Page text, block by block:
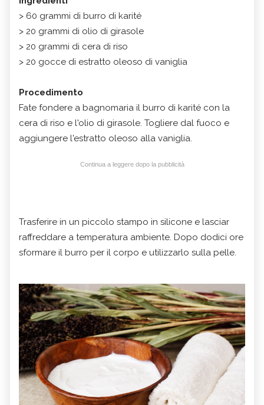
> 60 grammi di burro di karité
> 20 grammi di olio di girasole
> 20 grammi di cera di riso
> 20 gocce di estratto oleoso di vaniglia
Procedimento
Fate fondere a bagnomaria il burro di karité con la
cera di riso e l'olio di girasole. Togliere dal fuoco e
aggiungere l'estratto oleoso alla vaniglia.
Continua a leggere dopo la pubblicità
Trasferire in un piccolo stampo in silicone e lasciar
raffreddare a temperatura ambiente. Dopo dodici ore
sformare il burro per il corpo e utilizzarlo sulla pelle.